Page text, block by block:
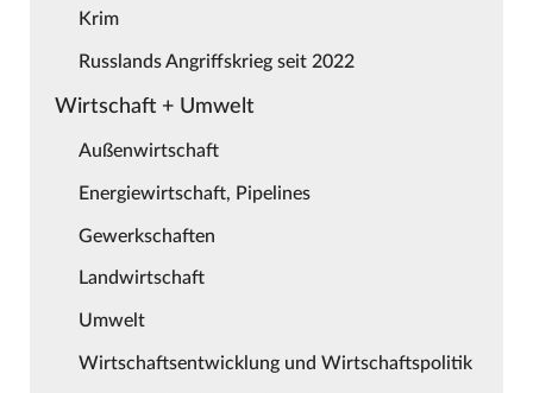
Krim
Russlands Angriffskrieg seit 2022
Wirtschaft + Umwelt
Außenwirtschaft
Energiewirtschaft, Pipelines
Gewerkschaften
Landwirtschaft
Umwelt
Wirtschaftsentwicklung und Wirtschaftspolitik